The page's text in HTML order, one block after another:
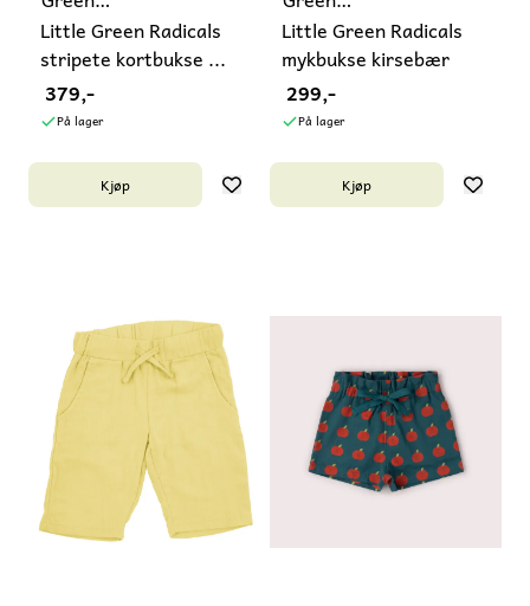
Radicals
Little Green Radicals
stripete kortbukse ...
379,-
På lager
Kjøp
Radicals
Little Green Radicals
mykbukse kirsebær
299,-
På lager
Kjøp